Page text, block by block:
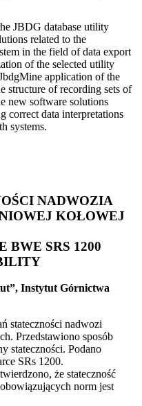
JBDG database utility
related to the
in the field of data export
of the selected utility
application of the
structure of recording sets of
new software solutions
correct data interpretations
systems.
NADWOZIA
KOŁOWEJ
BWE SRS 1200
Instytut Górnictwa
stateczności nadwozi
Przedstawiono sposób
stateczności. Podano
SRs 1200.
że stateczność
norm jest